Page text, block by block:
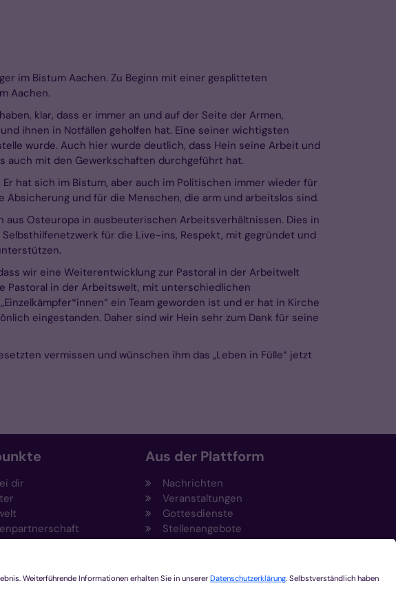
im Bistum Aachen. Zu Beginn mit einer gesplitteten
Aachen.
klar, dass er immer an und auf der Seite der Armen,
ihnen in Notfällen geholfen hat. Eine seiner wichtigsten
wurde. Auch hier wurde deutlich, dass Hein seine Arbeit und
auch mit den Gewerkschaften durchgeführt hat.
hat sich im Bistum, aber auch im Politischen immer wieder für
und für die Menschen, die arm und arbeitslos sind.
aus Osteuropa in ausbeuterischen Arbeitsverhältnissen. Dies in
für die Live-ins, Respekt, mit gegründet und
wir eine Weiterentwicklung zur Pastoral in der Arbeitwelt
Pastoral in der Arbeitswelt, mit unterschiedlichen
ein Team geworden ist und er hat in Kirche
eingestanden. Daher sind wir Hein sehr zum Dank für seine
vermissen und wünschen ihm das „Leben in Fülle“ jetzt
dir
Aus der Plattform
Nachrichten
Veranstaltungen
Gottesdienste
Stellenangebote
Kirchenzeitung
Rechtsdatenbank